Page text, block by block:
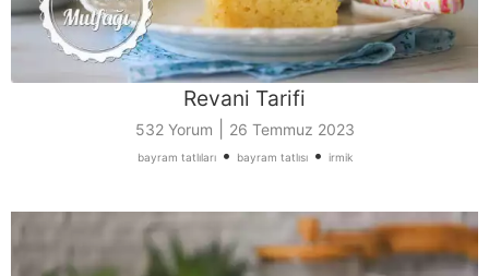
Revani Tarifi
532 Yorum 26 Temmuz 2023
bayram tatlıları• bayram tatlısı• irmik